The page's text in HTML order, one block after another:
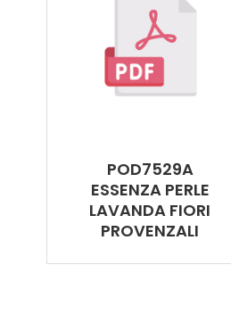
POD7529A
ESSENZA PERLE
LAVANDA FIORI
PROVENZALI